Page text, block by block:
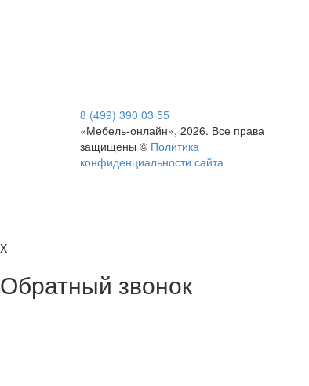
8 (499) 390 03 55
«Мебель-онлайн», 2026. Все права
защищены © Политика
конфиденциальности сайта
X
Обратный звонок